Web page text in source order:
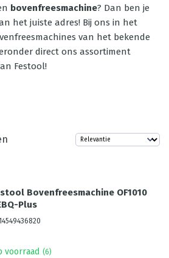
bovenfreesmachine? Dan ben je
het juiste adres! Bij ons in het
van het bekende
direct ons assortiment
Festool!
Bovenfreesmachine OF1010
Plus
voorraad (6)